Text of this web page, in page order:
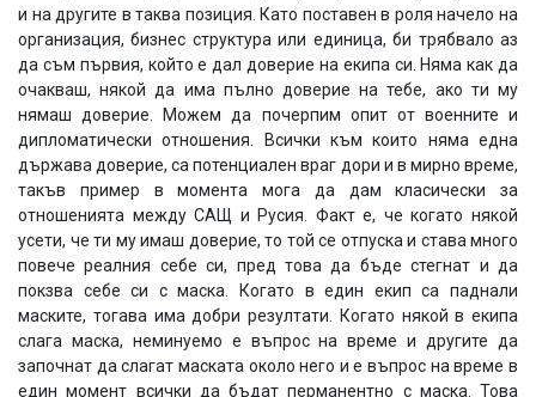
и на другите в таква позиция. Като поставен в роля начело на
организация, бизнес структура или единица, би трябвало аз
да съм първия, който е дал доверие на екипа си. Няма как да
очакваш, някой да има пълно доверие на тебе, ако ти му
нямаш доверие. Можем да почерпим опит от военните и
дипломатически отношения. Всички към които няма една
държава доверие, са потенциален враг дори и в мирно време,
такъв пример в момента мога да дам класически за
отношенията между САЩ и Русия. Факт е, че когато някой
усети, че ти му имаш доверие, то той се отпуска и става много
повече реалния себе си, пред това да бъде стегнат и да
покзва себе си с маска. Когато в един екип са паднали
маските, тогава има добри резултати. Когато някой в екипа
слага маска, неминуемо е въпрос на време и другите да
започнат да слагат маската около него и е въпрос на време в
един момент всички да бъдат перманентно с маска. Това